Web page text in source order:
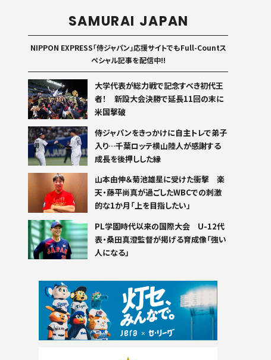
SAMURAI JAPAN
NIPPON EXPRESS「侍ジャパン」応援サイトでもFull-Countス
ペシャル記事を配信中!!
大学代表が総力戦で記念すべき初代王
者！ 新設大会決勝で延長11回の末に
米国撃破
侍ジャパンをきっかけに自主トレで弟子
入り…千葉ロッテ横山陸人が感謝する
成長を後押しした縁
山本由伸＆菊池雄星に受けた衝撃 楽
天・藤平尚真が過ごしたWBCでの刺激
的な1か月「上を目指したい」
PL学園時代以来の国際大会 U-12代
表・桑田真澄監督が掲げる育成像「強い
人になる」